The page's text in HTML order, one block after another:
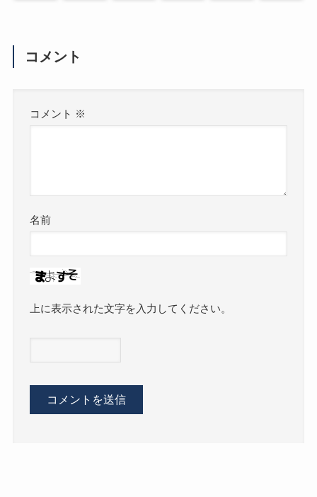
コメント
コメント ※
名前
上に表示された文字を入力してください。